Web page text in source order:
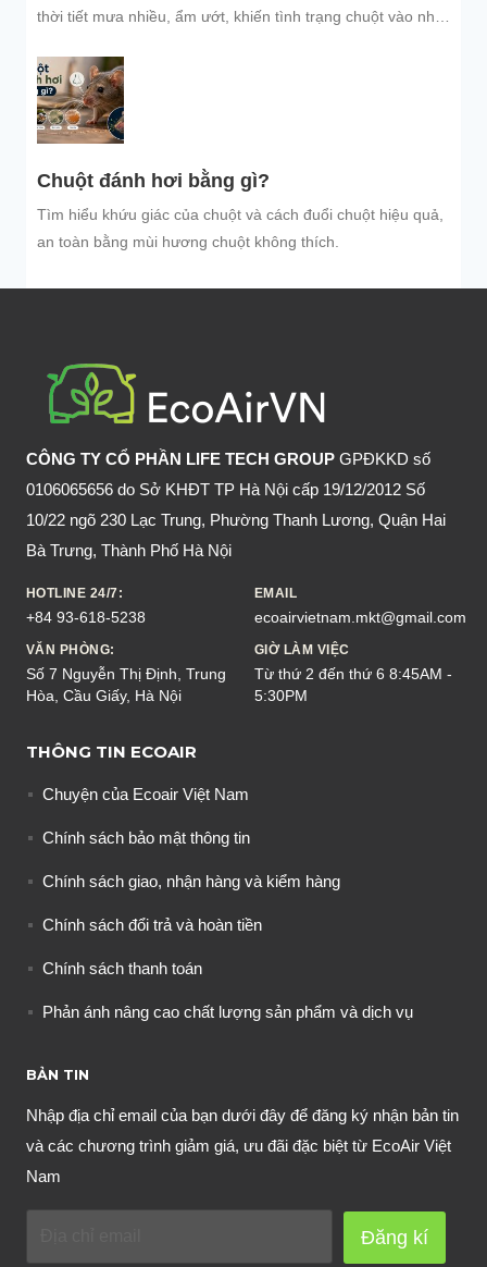
thời tiết mưa nhiều, ẩm ướt, khiến tình trạng chuột vào nhà
Chuột đánh hơi bằng gì?
Tìm hiểu khứu giác của chuột và cách đuổi chuột hiệu quả,
an toàn bằng mùi hương chuột không thích.
CÔNG TY CỔ PHẦN LIFE TECH GROUP GPĐKKD số
0106065656 do Sở KHĐT TP Hà Nội cấp 19/12/2012 Số
10/22 ngõ 230 Lạc Trung, Phường Thanh Lương, Quận Hai
Bà Trưng, Thành Phố Hà Nội
HOTLINE 24/7:
+84 93-618-5238
EMAIL
ecoairvietnam.mkt@gmail.com
VĂN PHÒNG:
Số 7 Nguyễn Thị Định, Trung
Hòa, Cầu Giấy, Hà Nội
GIỜ LÀM VIỆC
Từ thứ 2 đến thứ 6 8:45AM -
5:30PM
THÔNG TIN ECOAIR
Chuyện của Ecoair Việt Nam
Chính sách bảo mật thông tin
Chính sách giao, nhận hàng và kiểm hàng
Chính sách đổi trả và hoàn tiền
Chính sách thanh toán
Phản ánh nâng cao chất lượng sản phẩm và dịch vụ
BẢN TIN
Nhập địa chỉ email của bạn dưới đây để đăng ký nhận bản tin
và các chương trình giảm giá, ưu đãi đặc biệt từ EcoAir Việt
Nam
Đăng kí